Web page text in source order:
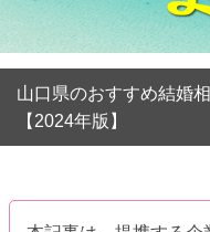
山口県のおすすめ結婚
【2024年版】